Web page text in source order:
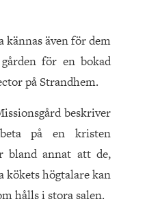
kännas även för dem
för en bokad
på Strandhem.
beskriver
på en kristen
bland annat att de,
kökets högtalare kan
hålls i stora salen.